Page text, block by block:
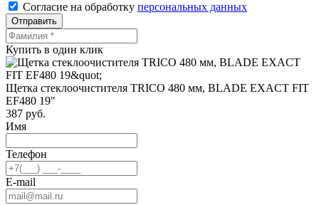
Согласие на обработку персональных данных
Отправить
Купить в один клик
Щетка стеклоочистителя TRICO 480 мм, BLADE EXACT FIT
EF480 19"
387 руб.
Имя
Телефон
E-mail